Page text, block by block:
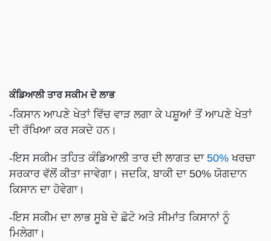
ਕੰਡਿਆਲੀ ਤਾਰ ਸਕੀਮ ਦੇ ਲਾਭ
-ਕਿਸਾਨ ਆਪਣੇ ਖੇਤਾਂ ਵਿੱਚ ਵਾੜ ਲਗਾ ਕੇ ਪਸ਼ੂਆਂ ਤੋਂ ਆਪਣੇ ਖੇਤਾਂ
ਦੀ ਰੱਖਿਆ ਕਰ ਸਕਦੇ ਹਨ।
-ਇਸ ਸਕੀਮ ਤਹਿਤ ਕੰਡਿਆਲੀ ਤਾਰ ਦੀ ਲਾਗਤ ਦਾ 50% ਖਰਚਾ
ਸਰਕਾਰ ਵੱਲੋਂ ਕੀਤਾ ਜਾਵੇਗਾ। ਜਦਕਿ, ਬਾਕੀ ਦਾ 50% ਯੋਗਦਾਨ
ਕਿਸਾਨ ਦਾ ਹੋਵੇਗਾ।
-ਇਸ ਸਕੀਮ ਦਾ ਲਾਭ ਸੂਬੇ ਦੇ ਛੋਟੇ ਅਤੇ ਸੀਮਾਂਤ ਕਿਸਾਨਾਂ ਨੂੰ
ਮਿਲੇਗਾ।